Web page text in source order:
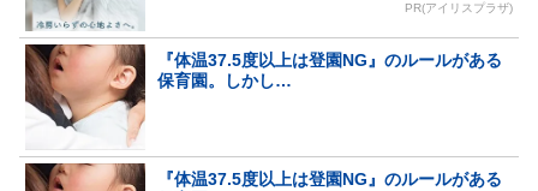
PR(アイリスプラザ)
『体温37.5度以上は登園NG』のルールがある
保育園。しかし…
『体温37.5度以上は登園NG』のルールがある